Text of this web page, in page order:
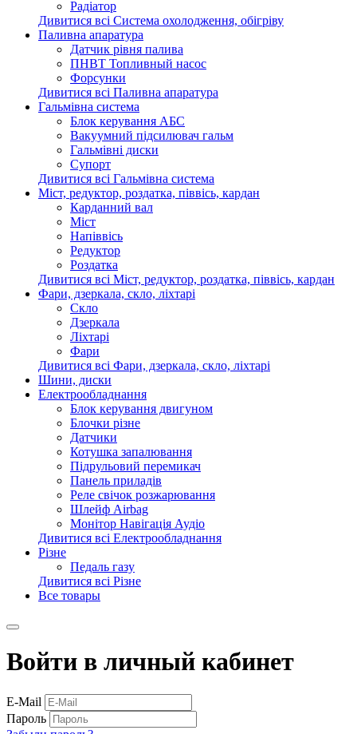
Радіатор
Дивитися всі Система охолодження, обігріву
Паливна апаратура
Датчик рівня палива
ПНВТ Топливный насос
Форсунки
Дивитися всі Паливна апаратура
Гальмівна система
Блок керування АБС
Вакуумний підсилювач гальм
Гальмівні диски
Супорт
Дивитися всі Гальмівна система
Міст, редуктор, роздатка, піввісь, кардан
Карданний вал
Міст
Напіввісь
Редуктор
Роздатка
Дивитися всі Міст, редуктор, роздатка, піввісь, кардан
Фари, дзеркала, скло, ліхтарі
Cкло
Дзеркала
Ліхтарі
Фари
Дивитися всі Фари, дзеркала, скло, ліхтарі
Шини, диски
Електрообладнання
Блок керування двигуном
Блочки різне
Датчики
Котушка запалювання
Підрульовий перемикач
Панель приладів
Реле свічок розжарювання
Шлейф Airbag
Монітор Навігація Аудіо
Дивитися всі Електрообладнання
Різне
Педаль газу
Дивитися всі Різне
Все товары
Войти в личный кабинет
E-Mail
Пароль